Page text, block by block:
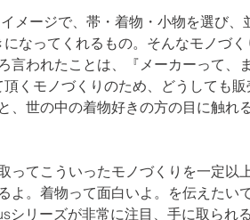
ージで、帯・着物・小物を選び、
なってくれるもの。そんなモノづ
われたことは、『メーカーって、
くモノづくりのため、どうしても
世の中の着物好きの方の目に触れ
てこういったモノづくりを一定以
。着物って面白いよ。を伝えたい
リーズが非常に注目、手に取られる